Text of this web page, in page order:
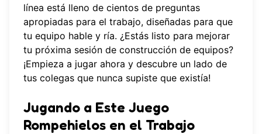
línea está lleno de cientos de preguntas
apropiadas para el trabajo, diseñadas para que
tu equipo hable y ría. ¿Estás listo para mejorar
tu próxima sesión de construcción de equipos?
¡Empieza a jugar ahora y descubre un lado de
tus colegas que nunca supiste que existía!
Jugando a Este Juego
Rompehielos en el Trabajo